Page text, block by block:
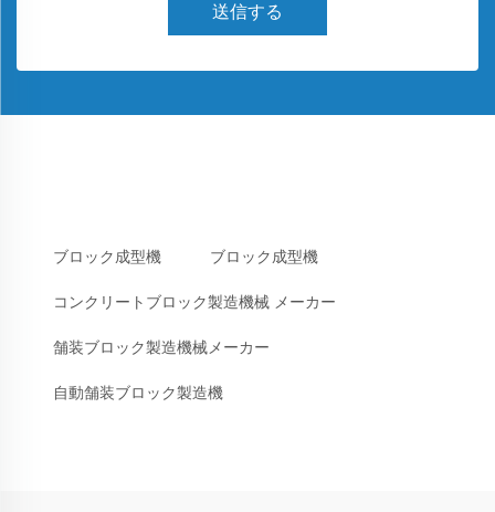
送信する
ブロック成型機 ブロック成型機
コンクリートブロック製造機械 メーカー
舗装ブロック製造機械メーカー
自動舗装ブロック製造機